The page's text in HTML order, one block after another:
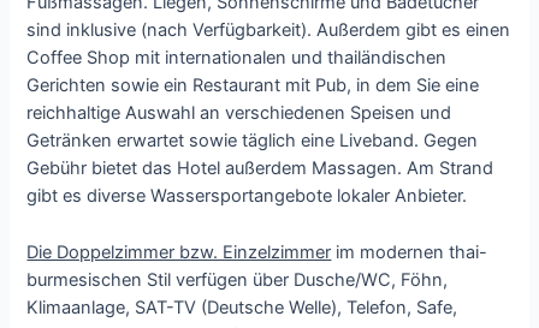
sind inklusive (nach Verfügbarkeit). Außerdem gibt es einen
Coffee Shop mit internationalen und thailändischen
Gerichten sowie ein Restaurant mit Pub, in dem Sie eine
reichhaltige Auswahl an verschiedenen Speisen und
Getränken erwartet sowie täglich eine Liveband. Gegen
Gebühr bietet das Hotel außerdem Massagen. Am Strand
gibt es diverse Wassersportangebote lokaler Anbieter.
Die Doppelzimmer bzw. Einzelzimmer im modernen thai-
burmesischen Stil verfügen über Dusche/WC, Föhn,
Klimaanlage, SAT-TV (Deutsche Welle), Telefon, Safe,